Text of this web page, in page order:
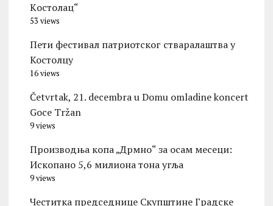
Kостолац“
53 views
Пети фестивал патриотског стваралаштва у
Костолцу
16 views
Četvrtak, 21. decembra u Domu omladine koncert
Goce Tržan
9 views
Производња копа „Дрмно“ за осам месеци:
Ископано 5,6 милиона тона угља
9 views
Честитка председнице Скупштине Градске